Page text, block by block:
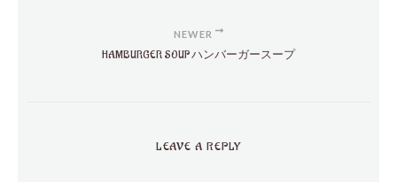
NEWER
HAMBURGER SOUP ハンバーガースープ
LEAVE A REPLY